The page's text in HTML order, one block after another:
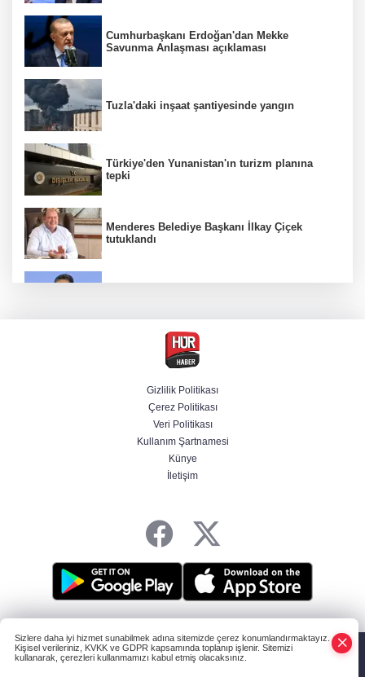
Cumhurbaşkanı Erdoğan'dan Mekke
Savunma Anlaşması açıklaması
Tuzla'daki inşaat şantiyesinde yangın
Türkiye'den Yunanistan'ın turizm planına
tepki
Menderes Belediye Başkanı İlkay Çiçek
tutuklandı
Hür Ağbaba soruşturmasında MASAK para
hareketlerini inceledi
Bakan Gürlek: Kanunda şehitleri incitecek
düzenleme yok
Gizlilik Politikası
Çerez Politikası
Veri Politikası
Kullanım Şartnamesi
Künye
İletişim
Tüm hakları saklıdır.
Sizlere daha iyi hizmet sunabilmek adına sitemizde çerez konumlandırmaktayız.
Kişisel verileriniz, KVKK ve GDPR kapsamında toplanıp işlenir. Sitemizi
kullanarak, çerezleri kullanmamızı kabul etmiş olacaksınız.